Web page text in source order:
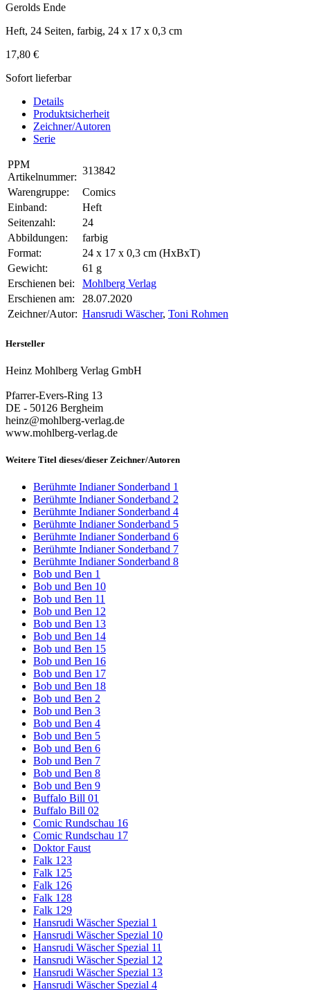
Gerolds Ende
Heft, 24 Seiten, farbig, 24 x 17 x 0,3 cm
17,80 €
Sofort lieferbar
Details
Produktsicherheit
Zeichner/Autoren
Serie
PPM
Artikelnummer:
313842
Warengruppe:
Comics
Einband:
Heft
Seitenzahl:
24
Abbildungen:
farbig
Format:
24 x 17 x 0,3 cm (HxBxT)
Gewicht:
61 g
Erschienen bei:
Mohlberg Verlag
Erschienen am:
28.07.2020
Zeichner/Autor: Hansrudi Wäscher, Toni Rohmen
Hersteller
Heinz Mohlberg Verlag GmbH
Pfarrer-Evers-Ring 13
DE - 50126 Bergheim
heinz@mohlberg-verlag.de
www.mohlberg-verlag.de
Weitere Titel dieses/dieser Zeichner/Autoren
Berühmte Indianer Sonderband 1
Berühmte Indianer Sonderband 2
Berühmte Indianer Sonderband 4
Berühmte Indianer Sonderband 5
Berühmte Indianer Sonderband 6
Berühmte Indianer Sonderband 7
Berühmte Indianer Sonderband 8
Bob und Ben 1
Bob und Ben 10
Bob und Ben 11
Bob und Ben 12
Bob und Ben 13
Bob und Ben 14
Bob und Ben 15
Bob und Ben 16
Bob und Ben 17
Bob und Ben 18
Bob und Ben 2
Bob und Ben 3
Bob und Ben 4
Bob und Ben 5
Bob und Ben 6
Bob und Ben 7
Bob und Ben 8
Bob und Ben 9
Buffalo Bill 01
Buffalo Bill 02
Comic Rundschau 16
Comic Rundschau 17
Doktor Faust
Falk 123
Falk 125
Falk 126
Falk 128
Falk 129
Hansrudi Wäscher Spezial 1
Hansrudi Wäscher Spezial 10
Hansrudi Wäscher Spezial 11
Hansrudi Wäscher Spezial 12
Hansrudi Wäscher Spezial 13
Hansrudi Wäscher Spezial 4